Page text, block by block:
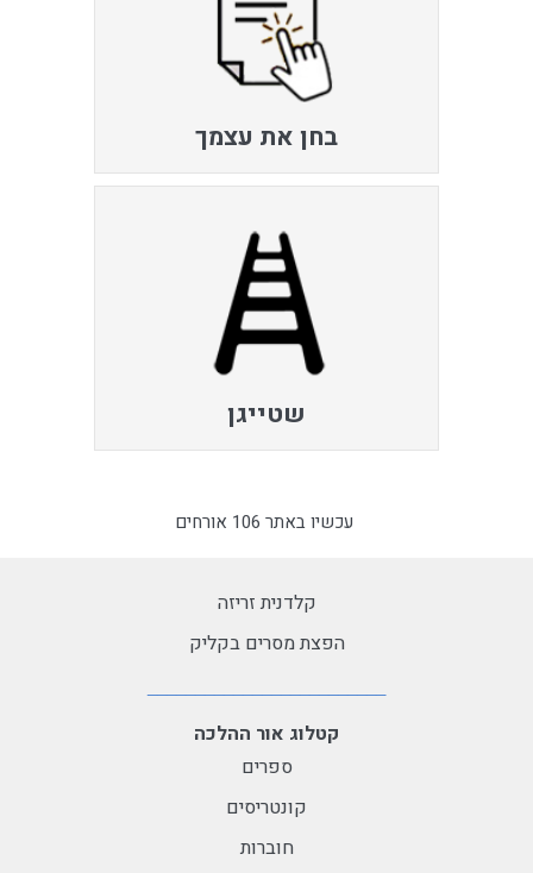
בחן את עצמך
שטייגן
עכשיו באתר 106 אורחים
קלדנית זריזה
הפצת מסרים בקליק
קטלוג אור ההלכה
ספרים
קונטריסים
חוברות